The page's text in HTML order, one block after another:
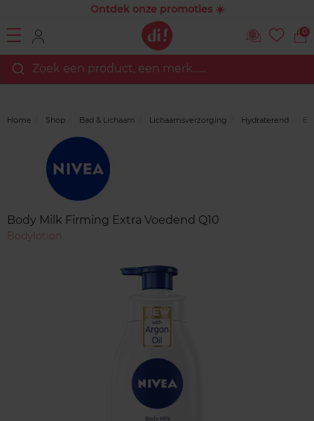
Ontdek onze promoties ☀️
0
Zoek een product, een merk…...
Home Shop Bad & Lichaam Lichaamsverzorging Hydraterend
Body Milk Firming Extra Voedend Q10
Bodylotion